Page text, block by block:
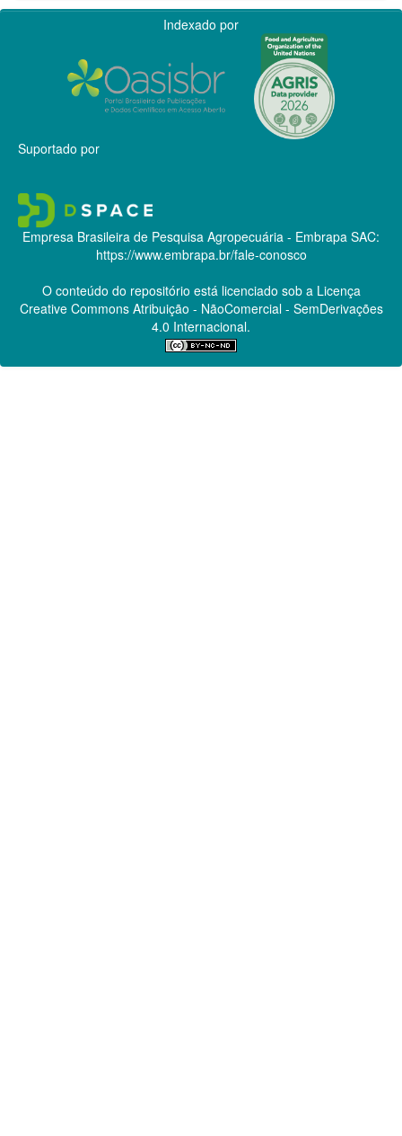
Indexado por
Suportado por
Empresa Brasileira de Pesquisa Agropecuária - Embrapa SAC:
https://www.embrapa.br/fale-conosco
O conteúdo do repositório está licenciado sob a Licença
Creative CommonsAtribuição - NãoComercial - SemDerivações
4.0 Internacional.